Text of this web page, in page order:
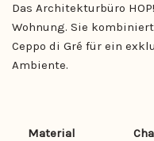
Das Architekturbüro
Wohnung. Sie
Ceppo di Gré für ein
Ambiente.
Material